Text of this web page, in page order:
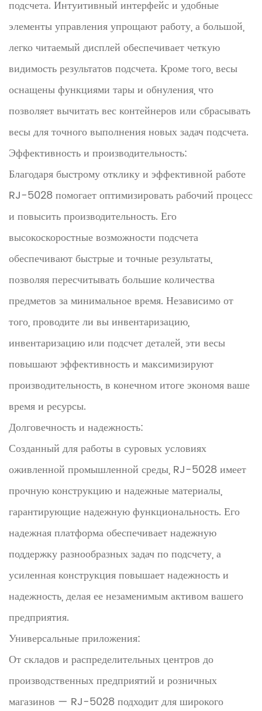
подсчета. Интуитивный интерфейс и удобные
элементы управления упрощают работу, а большой,
легко читаемый дисплей обеспечивает четкую
видимость результатов подсчета. Кроме того, весы
оснащены функциями тары и обнуления, что
позволяет вычитать вес контейнеров или сбрасывать
весы для точного выполнения новых задач подсчета.
Эффективность и производительность:
Благодаря быстрому отклику и эффективной работе
RJ-5028 помогает оптимизировать рабочий процесс
и повысить производительность. Его
высокоскоростные возможности подсчета
обеспечивают быстрые и точные результаты,
позволяя пересчитывать большие количества
предметов за минимальное время. Независимо от
того, проводите ли вы инвентаризацию,
инвентаризацию или подсчет деталей, эти весы
повышают эффективность и максимизируют
производительность, в конечном итоге экономя ваше
время и ресурсы.
Долговечность и надежность:
Созданный для работы в суровых условиях
оживленной промышленной среды, RJ-5028 имеет
прочную конструкцию и надежные материалы,
гарантирующие надежную функциональность. Его
надежная платформа обеспечивает надежную
поддержку разнообразных задач по подсчету, а
усиленная конструкция повышает надежность и
надежность, делая ее незаменимым активом вашего
предприятия.
Универсальные приложения:
От складов и распределительных центров до
производственных предприятий и розничных
магазинов — RJ-5028 подходит для широкого